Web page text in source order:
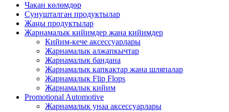
Чакан көлөмдөр
Сунушталган продуктылар
Жаңы продуктылар
Жарнамалык кийимдер жана кийимдер
Кийим-кече аксессуарлары
Жарнамалык алжапкычтар
Жарнамалык бандана
Жарнамалык капкактар ​​жана шляпалар
Жарнамалык Flip Flops
Жарнамалык кийим
Promotional Automotive
Жарнамалык унаа аксессуарлары